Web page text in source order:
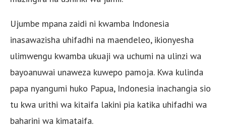
Ujumbe mpana zaidi ni kwamba Indonesia
inasawazisha uhifadhi na maendeleo, ikionyesha
ulimwengu kwamba ukuaji wa uchumi na ulinzi wa
bayoanuwai unaweza kuwepo pamoja. Kwa kulinda
papa nyangumi huko Papua, Indonesia inachangia sio
tu kwa urithi wa kitaifa lakini pia katika uhifadhi wa
baharini wa kimataifa.